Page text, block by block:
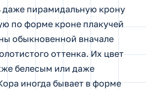
даже пирамидальную крону
по форме кроне плакучей
обыкновенной вначале
оттенка. Их цвет
белесым или даже
иногда бывает в форме